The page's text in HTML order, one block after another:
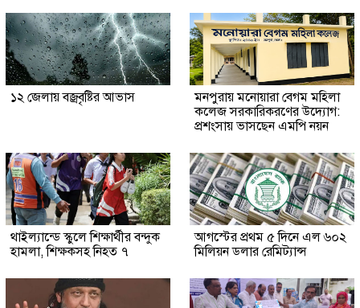
১২ জেলায় বজ্রবৃষ্টির আভাস
মনপুরায় মনোয়ারা বেগম মহিলা
কলেজ সরকারিকরণের উদ্যোগ:
প্রশংসায় ভাসছেন এমপি নয়ন
থাইল্যান্ডে স্কুলে শিক্ষার্থীর বন্দুক
হামলা, শিক্ষকসহ নিহত ৭
আগস্টের প্রথম ৫ দিনে এল ৬০২
মিলিয়ন ডলার রেমিট্যান্স